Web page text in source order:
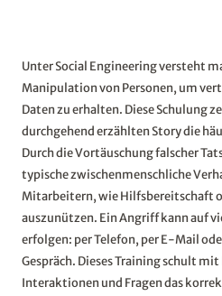
Unter Social Engineering versteht
Manipulation von Personen, um
Daten zu erhalten. Diese Schulung
durchgehend erzählten Story die
Durch die Vortäuschung falscher
typische zwischenmenschliche
Mitarbeitern, wie Hilfsbereitschaft
auszunützen. Ein Angriff kann auf
erfolgen: per Telefon, per E-Mail
Gespräch. Dieses Training schult
Interaktionen und Fragen das